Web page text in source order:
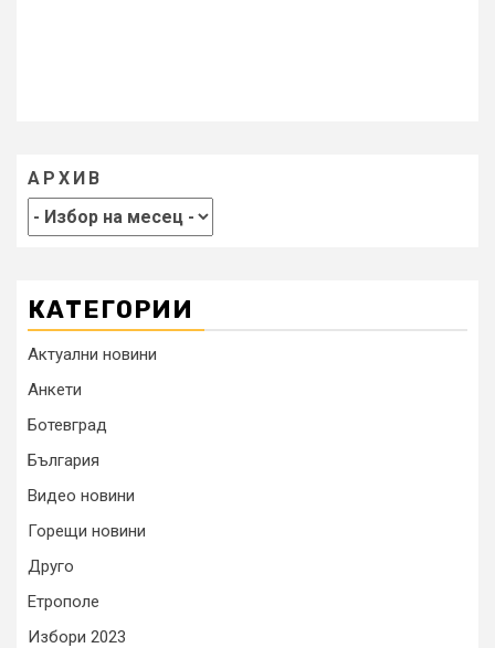
АРХИВ
КАТЕГОРИИ
Актуални новини
Анкети
Ботевград
България
Видео новини
Горещи новини
Друго
Етрополе
Избори 2023